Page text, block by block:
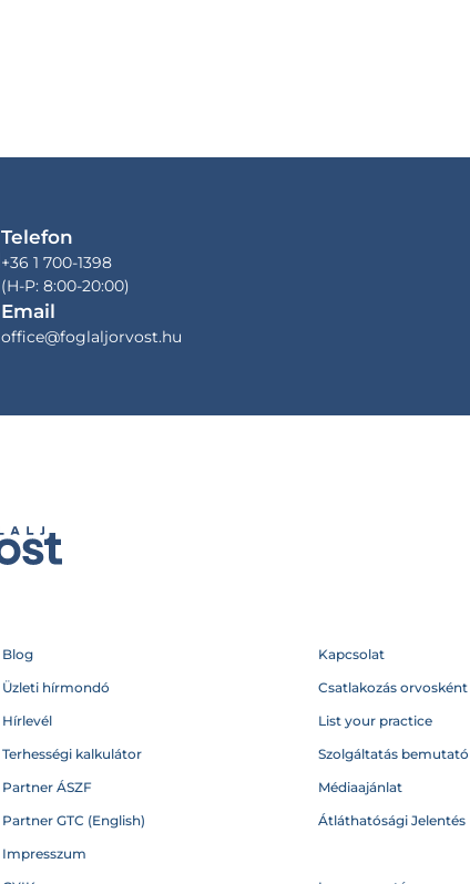
Telefon
+36 1 700-1398
(H-P: 8:00-20:00)
Email
office@foglaljorvost.hu
Blog
Üzleti hírmondó
Hírlevél
Terhességi kalkulátor
Partner ÁSZF
Partner GTC (English)
Impresszum
Kapcsolat
Csatlakozás orvosként
List your practice
Szolgáltatás bemutató
Médiaajánlat
Átláthatósági Jelentés